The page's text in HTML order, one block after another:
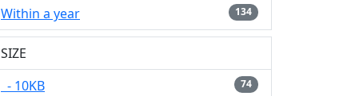
Within a year 134
SIZE
- 10KB
74